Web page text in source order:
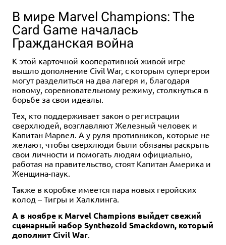
В мире Marvel Champions: The
Card Game началась
Гражданская война
К этой карточной кооперативной живой игре
вышло дополнение Civil War, с которым супергерои
могут разделиться на два лагеря и, благодаря
новому, соревновательному режиму, столкнуться в
борьбе за свои идеалы.
Тех, кто поддерживает закон о регистрации
сверхлюдей, возглавляют Железный человек и
Капитан Марвел. А у руля противников, которые не
желают, чтобы сверхлюди были обязаны раскрыть
свои личности и помогать людям официально,
работая на правительство, стоят Капитан Америка и
Женщина-паук.
Также в коробке имеется пара новых геройских
колод – Тигры и Халклинга.
А в ноябре к Marvel Champions выйдет свежий
сценарный набор Synthezoid Smackdown, который
дополнит Civil War.